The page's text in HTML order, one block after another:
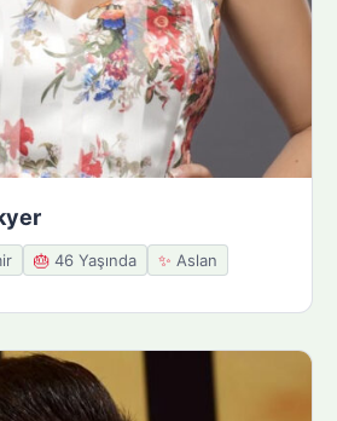
🎂 46 Yaşında ✨ Aslan